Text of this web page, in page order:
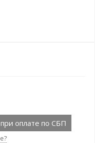
оплате по СБП